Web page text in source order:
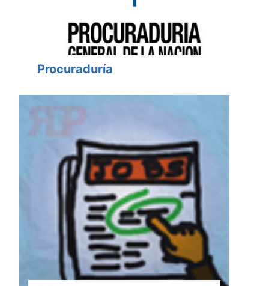
Procuraduría